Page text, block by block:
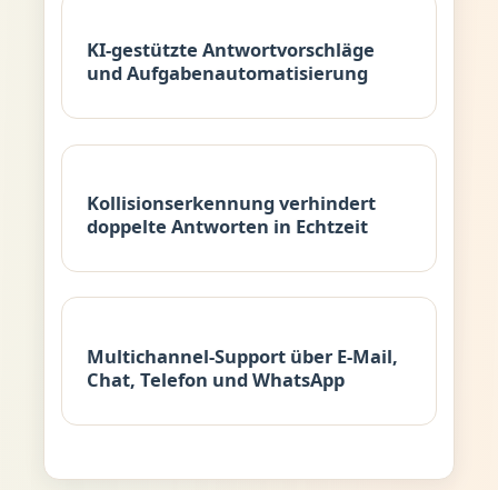
KI-gestützte Antwortvorschläge
und Aufgabenautomatisierung
Kollisionserkennung verhindert
doppelte Antworten in Echtzeit
Multichannel-Support über E-Mail,
Chat, Telefon und WhatsApp